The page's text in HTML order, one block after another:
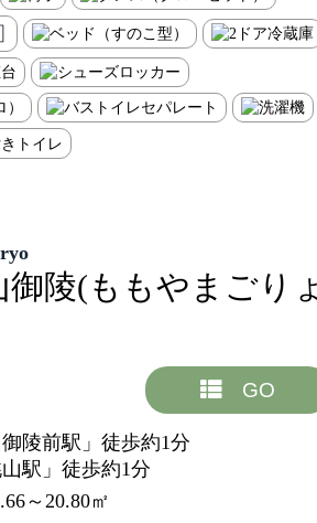
御陵(ももやまごり
GO
陵前駅」徒歩約1分
駅」徒歩約1分
～20.80㎡